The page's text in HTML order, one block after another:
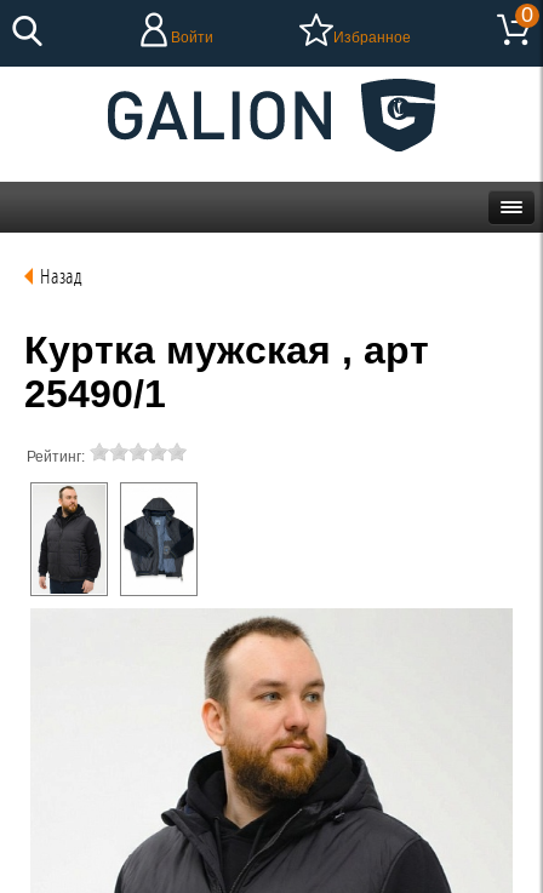
Войти Избранное
0
Назад
Куртка мужская , арт
25490/1
Рейтинг: